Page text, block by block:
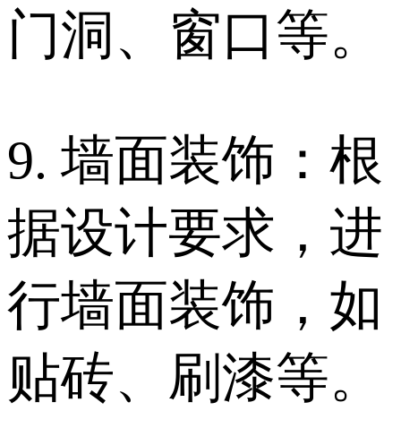
门洞、窗口等。
9. 墙面装饰：根
据设计要求，进
行墙面装饰，如
贴砖、刷漆等。